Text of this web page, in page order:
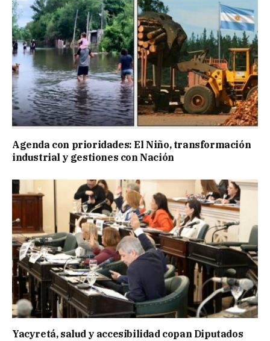
Agenda con prioridades: El Niño, transformación
industrial y gestiones con Nación
Yacyretá, salud y accesibilidad copan Diputados